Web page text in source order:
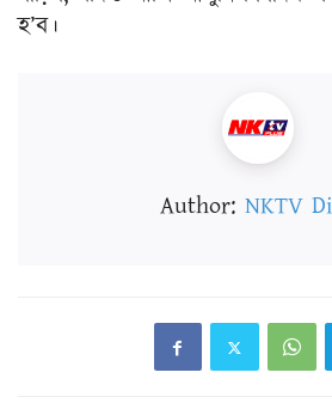
হ’ব।
Author: NKTV